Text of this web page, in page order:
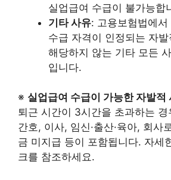
실업급여 수급이 불가능합
기타 사유: 고용보험법에서
수급 자격이 인정되는 자발
해당하지 않는 기타 모든
입니다.
※ 실업급여 수급이 가능한 자발적
퇴근 시간이 3시간을 초과하는 경
간호, 이사, 임신·출산·육아, 회사
금 미지급 등이 포함됩니다. 자세
크를 참조하세요.